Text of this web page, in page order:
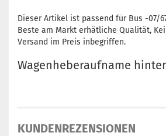
Dieser Artikel ist passend für Bus -07/
Beste am Markt erhätliche Qualität,
Versand im Preis inbegriffen.
Wagenheberaufname
KUNDENREZENSIONEN